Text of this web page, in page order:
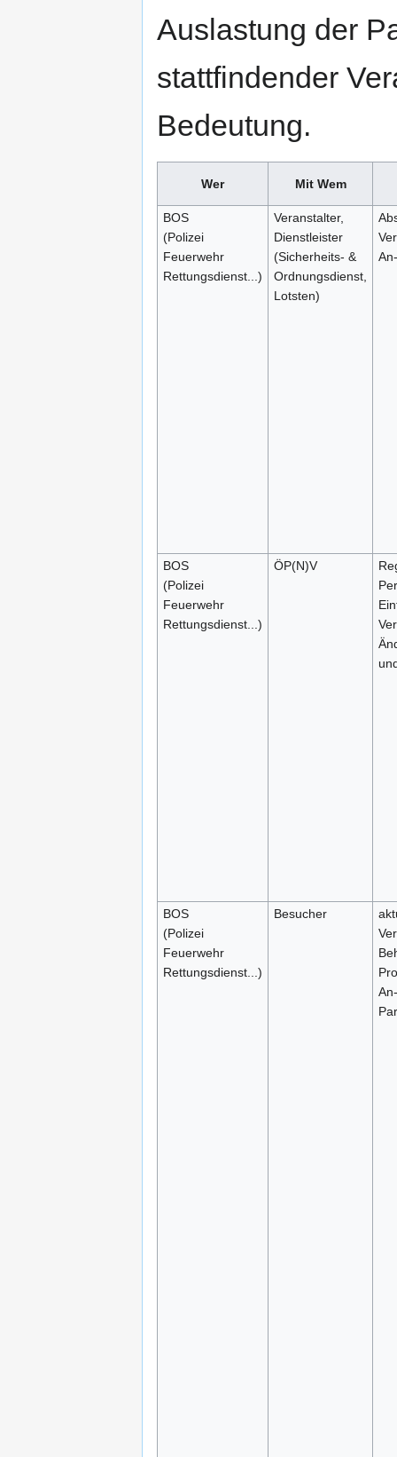
Auslastung der
stattfindender
Bedeutung.
Wer Mit Wem
BOS
(Polizei
Feuerwehr
Rettungsdienst...)
Veranstalter,
Dienstleister
(Sicherheits- &
Ordnungsdienst,
Lotsten)
BOS
(Polizei
Feuerwehr
Rettungsdienst...)
ÖP(N)V
BOS
(Polizei
Feuerwehr
Rettungsdienst...)
Besucher